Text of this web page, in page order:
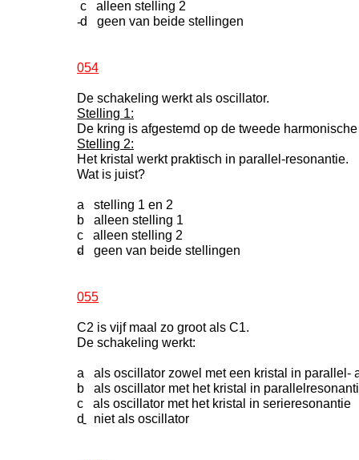
c alleen stelling 2
d geen van beide stellingen
-
054
De schakeling werkt als oscillator.
Stelling 1:
De kring is afgestemd op de tweede
Stelling 2:
Het kristal werkt praktisch in parallel-resonantie.
Wat is juist?
a stelling 1 en 2
b alleen stelling 1
c alleen stelling 2
d geen van beide stellingen
-
055
C2 is vijf maal zo groot als C1.
De schakeling werkt:
a als oscillator zowel met een kristal in parallel-
b als oscillator met het kristal in
c als oscillator met het kristal in serieresonantie
d niet als oscillator
-